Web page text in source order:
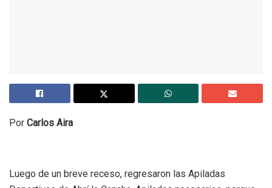
Por Carlos Aira
Luego de un breve receso, regresaron las Apiladas